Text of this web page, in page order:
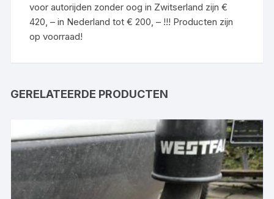
voor autorijden zonder oog in Zwitserland zijn €
420, – in Nederland tot € 200, – !!! Producten zijn
op voorraad!
GERELATEERDE PRODUCTEN